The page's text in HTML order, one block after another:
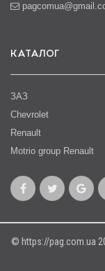
КАТАЛОГ
ЗАЗ
Chevrolet
Renault
Motrio group Renault
© https://pag.com.ua